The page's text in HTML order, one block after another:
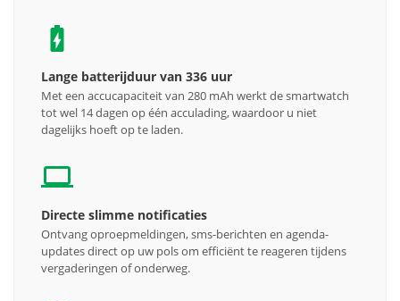
Lange batterijduur van 336 uur
Met een accucapaciteit van 280 mAh werkt de smartwatch
tot wel 14 dagen op één acculading, waardoor u niet
dagelijks hoeft op te laden.
Directe slimme notificaties
Ontvang oproepmeldingen, sms-berichten en agenda-
updates direct op uw pols om efficiënt te reageren tijdens
vergaderingen of onderweg.